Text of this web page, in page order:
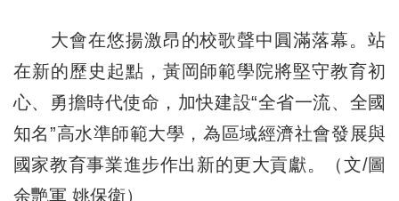
大會在悠揚激昂的校歌聲中圓滿落幕。站
在新的歷史起點，黃岡師範學院將堅守教育初
心、勇擔時代使命，加快建設“全省一流、全國
知名”高水準師範大學，為區域經濟社會發展與
國家教育事業進步作出新的更大貢獻。（文/圖
余艷軍 姚保衛）